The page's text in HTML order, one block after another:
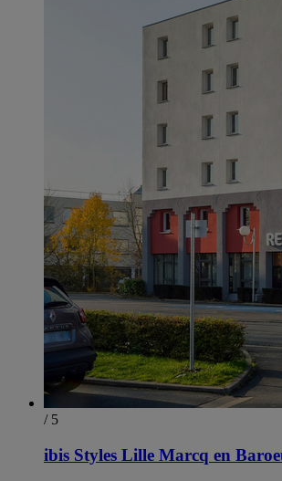
/ 5
ibis Styles Lille Marcq en